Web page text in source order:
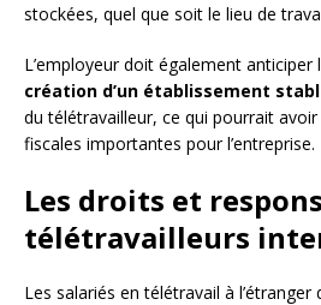
stockées, quel que soit le lieu de
L’employeur doit également anticiper
création d’un établissement
du télétravailleur, ce qui pourrait
fiscales importantes pour l’entreprise.
Les droits et
télétravailleurs
Les salariés en télétravail à